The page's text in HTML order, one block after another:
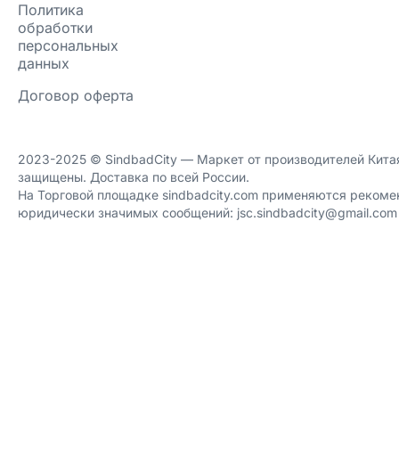
Политика
обработки
персональных
данных
Договор оферта
2023-2025 ©️ SindbadCity — Маркет от производителей
защищены. Доставка по всей России.
На Торговой площадке sindbadcity.com применяются
юридически значимых сообщений: jsc.sindbadcity@gmail.com